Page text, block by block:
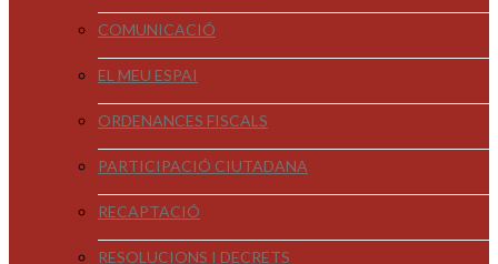
COMUNICACIÓ
EL MEU ESPAI
ORDENANCES FISCALS
PARTICIPACIÓ CIUTADANA
RECAPTACIÓ
RESOLUCIONS I DECRETS